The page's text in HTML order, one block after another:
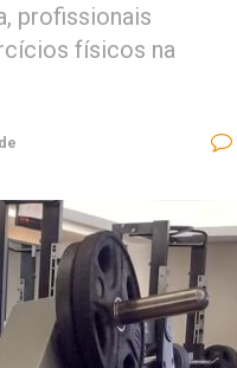
profissionais
físicos na